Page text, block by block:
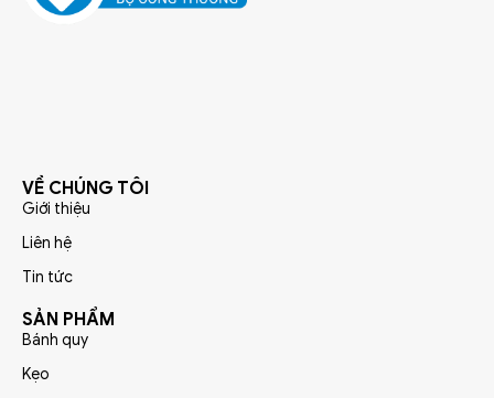
VỀ CHÚNG TÔI
Giới thiệu
Liên hệ
Tin tức
SẢN PHẨM
Bánh quy
Kẹo